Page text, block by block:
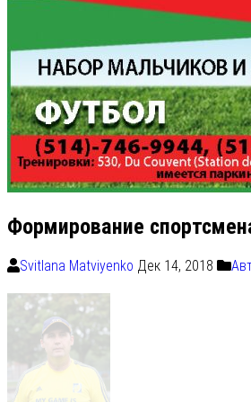
Формирование
Svitlana Matviyenko Дек 14, 2018